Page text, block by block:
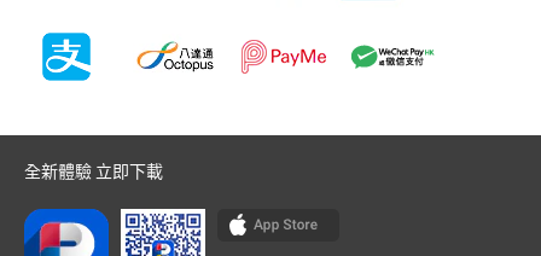
全新體驗 立即下載